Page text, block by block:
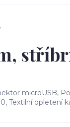
microUSB,
Textilní opletení